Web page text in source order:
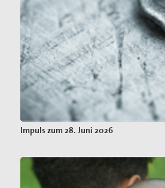
Impuls zum 28. Juni 2026